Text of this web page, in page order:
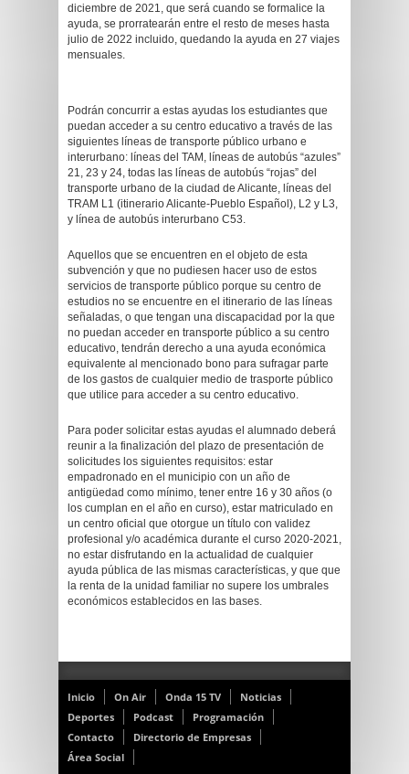
diciembre de 2021, que será cuando se formalice la
ayuda, se prorratearán entre el resto de meses hasta
julio de 2022 incluido, quedando la ayuda en 27 viajes
mensuales.
Podrán concurrir a estas ayudas los estudiantes que
puedan acceder a su centro educativo a través de las
siguientes líneas de transporte público urbano e
interurbano: líneas del TAM, líneas de autobús “azules”
21, 23 y 24, todas las líneas de autobús “rojas” del
transporte urbano de la ciudad de Alicante, líneas del
TRAM L1 (itinerario Alicante-Pueblo Español), L2 y L3,
y línea de autobús interurbano C53.
Aquellos que se encuentren en el objeto de esta
subvención y que no pudiesen hacer uso de estos
servicios de transporte público porque su centro de
estudios no se encuentre en el itinerario de las líneas
señaladas, o que tengan una discapacidad por la que
no puedan acceder en transporte público a su centro
educativo, tendrán derecho a una ayuda económica
equivalente al mencionado bono para sufragar parte
de los gastos de cualquier medio de trasporte público
que utilice para acceder a su centro educativo.
Para poder solicitar estas ayudas el alumnado deberá
reunir a la finalización del plazo de presentación de
solicitudes los siguientes requisitos: estar
empadronado en el municipio con un año de
antigüedad como mínimo, tener entre 16 y 30 años (o
los cumplan en el año en curso), estar matriculado en
un centro oficial que otorgue un título con validez
profesional y/o académica durante el curso 2020-2021,
no estar disfrutando en la actualidad de cualquier
ayuda pública de las mismas características, y que que
la renta de la unidad familiar no supere los umbrales
económicos establecidos en las bases.
Inicio On Air Onda 15 TV
Noticias
Deportes
Podcast
Programación
Contacto
Directorio de Empresas
Área Social